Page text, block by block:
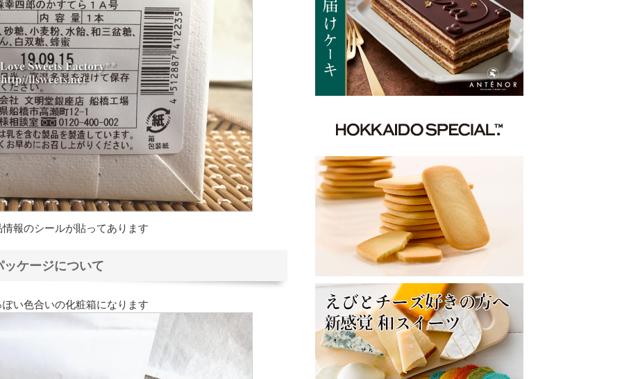
報のシールが貼ってあります
ッケージについて
い色合いの化粧箱になります